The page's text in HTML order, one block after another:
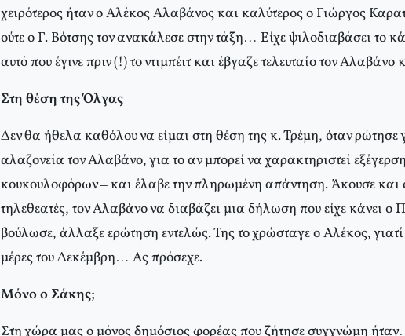
χειρότερος ήταν ο Αλέκος Αλαβάνος και καλύτερος ο Γιώργος
ούτε ο Γ. Βότσης τον ανακάλεσε στην τάξη… Είχε ψιλοδιαβάσει το
αυτό που έγινε πριν (!) το ντιμπέιτ και έβγαζε τελευταίο τον
Στη θέση της Όλγας
Δεν θα ήθελα καθόλου να είμαι στη θέση της κ. Τρέμη, όταν ρώτησε
αλαζονεία τον Αλαβάνο, για το αν μπορεί να χαρακτηριστεί
κουκουλοφόρων – και έλαβε την πληρωμένη απάντηση. Άκουσε και
τηλεθεατές, τον Αλαβάνο να διαβάζει μια δήλωση που είχε κάνει
βούλωσε, άλλαξε ερώτηση εντελώς. Της το χρώσταγε ο Αλέκος,
μέρες του Δεκέμβρη… Ας πρόσεχε.
Μόνο ο Σάκης;
Στη χώρα μας ο μόνος δημόσιος φορέας που ζήτησε συγγνώμη